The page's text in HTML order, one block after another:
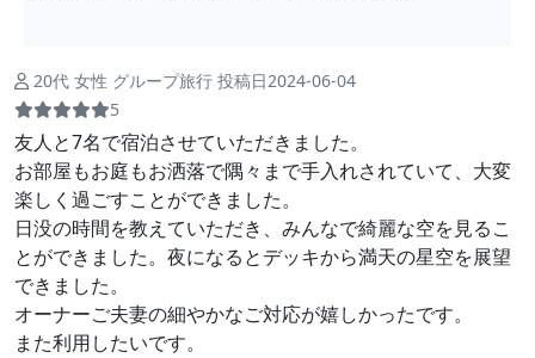
20代 女性 グループ旅行 投稿日2024-06-04
5
友人と7名で宿泊させていただきました。
お部屋もお庭もお洒落で隅々まで手入れされていて、大変
楽しく過ごすことができました。
日没の時間を教えていただき、みんなで綺麗な空を見るこ
とができました。夜になるとデッキから満天の星空を展望
できました。
オーナーご夫妻の細やかなご対応が嬉しかったです。
また利用したいです。